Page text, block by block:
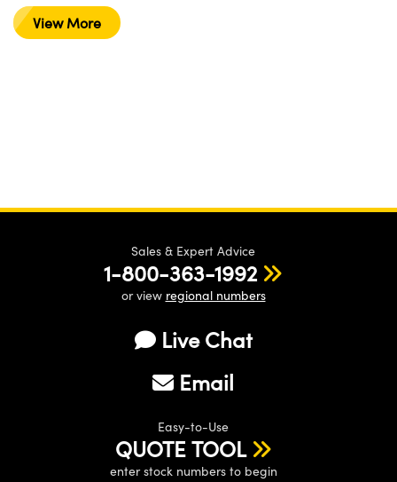
View More
Sales & Expert Advice
1-800-363-1992
or view regional numbers
Live Chat
Email
Easy-to-Use
QUOTE TOOL
enter stock numbers to begin